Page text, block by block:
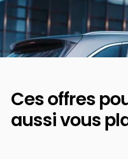
Ces offres
aussi vous